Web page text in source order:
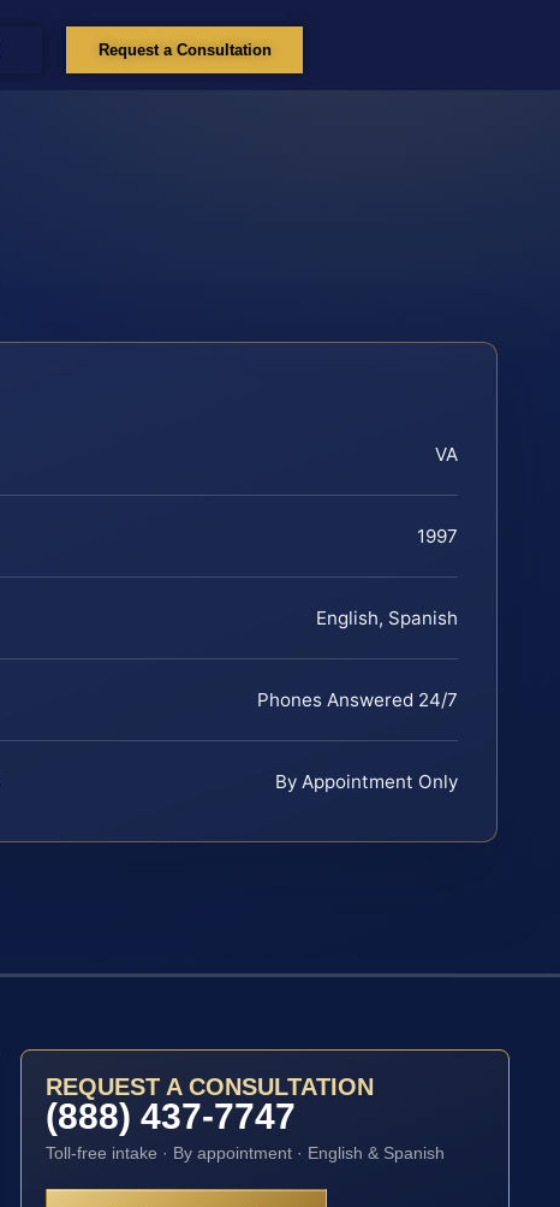
Request a Consultation
VA
1997
English, Spanish
Phones Answered 24/7
By Appointment Only
REQUEST A CONSULTATION
(888) 437-7747
Toll-free intake · By appointment · English & Spanish